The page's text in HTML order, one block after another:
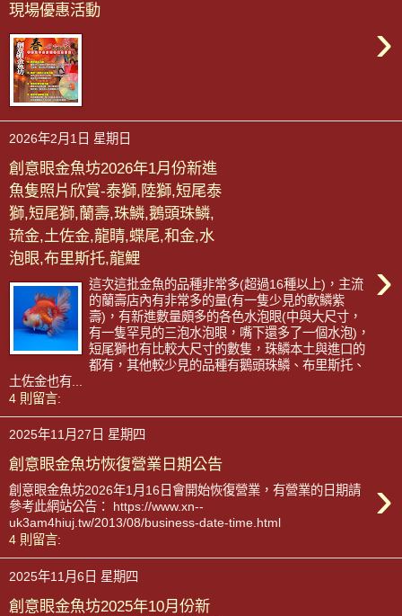
現場優惠活動
›
2026年2月1日 星期日
創意眼金魚坊2026年1月份新進
魚隻照片欣賞-泰獅,陸獅,短尾泰
獅,短尾獅,蘭壽,珠鱗,鵝頭珠鱗,
琉金,土佐金,龍睛,蝶尾,和金,水
泡眼,布里斯托,龍鯉
›
這次這批金魚的品種非常多(超過16種以上)，主流
的蘭壽店內有非常多的量(有一隻少見的軟鱗紫
壽)，有新進數量頗多的各色水泡眼(中與大尺寸，
有一隻罕見的三泡水泡眼，嘴下還多了一個水泡)，
短尾獅也有比較大尺寸的數隻，珠鱗本土與進口的
都有，其他較少見的品種有鵝頭珠鱗、布里斯托、
土佐金也有...
4 則留言:
2025年11月27日 星期四
創意眼金魚坊恢復營業日期公告
›
創意眼金魚坊2026年1月16日會開始恢復營業，有營業的日期請
參考此網站公告： https://www.xn--
uk3am4hiuj.tw/2013/08/business-date-time.html
4 則留言:
2025年11月6日 星期四
創意眼金魚坊2025年10月份新